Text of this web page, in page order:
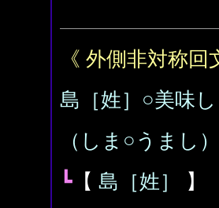
《 外側非対称回
島［姓］○美味し
（しま○うまし）
┗ 【 島［姓］ 】